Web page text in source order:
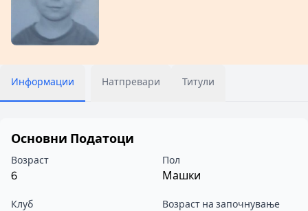
Информации Натпревари Титули
Основни Податоци
Возраст
6
Пол
Машки
Клуб
Возраст на започнување